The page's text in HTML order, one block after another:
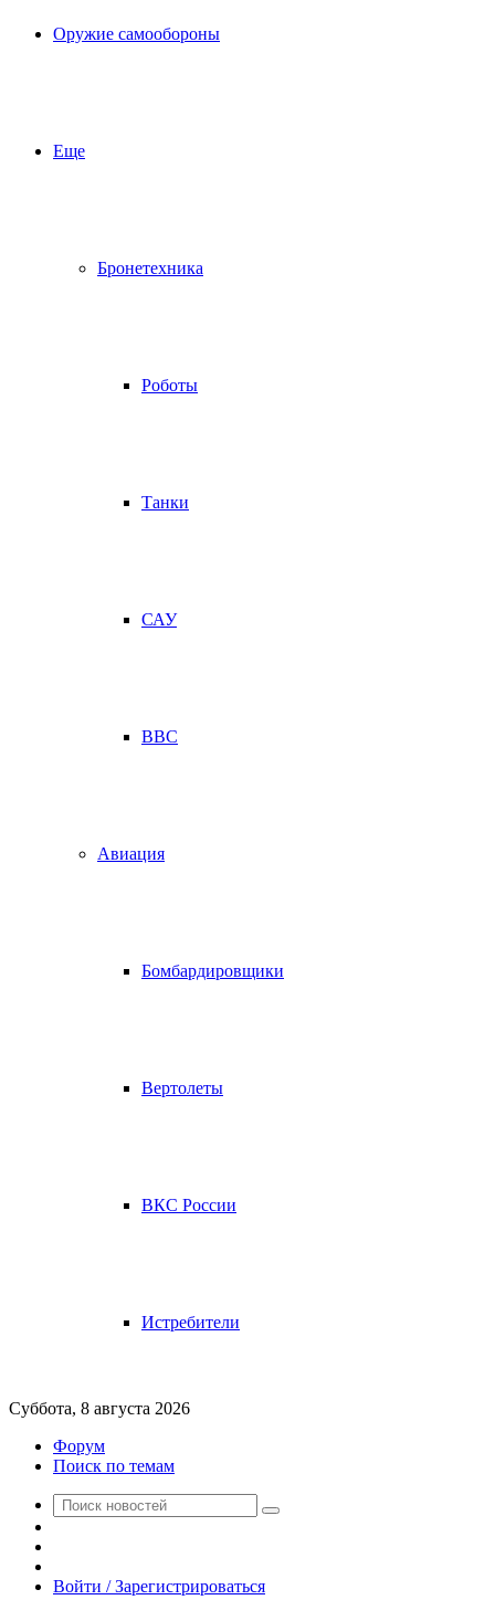
Оружие самообороны
Еще
Бронетехника
Роботы
Танки
САУ
ВВС
Авиация
Бомбардировщики
Вертолеты
ВКС России
Истребители
Суббота, 8 августа 2026
Форум
Поиск по темам
Поиск
новость
Войти / Зарегистрироваться